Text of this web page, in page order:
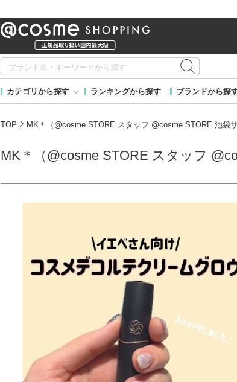
カテゴリから探す ランキングから探す ブランドから探
TOP MK＊（@cosme STORE スタッフ @cosme STORE 池袋
MK＊（@cosme STORE スタッフ